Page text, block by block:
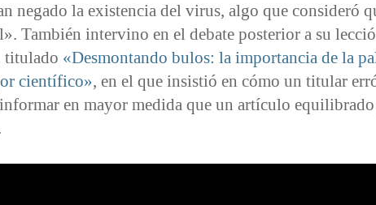
negado la existencia del virus, algo que consideró
También intervino en el debate posterior a su
titulado «Desmontando bulos: la importancia de la
científico», en el que insistió en cómo un titular
en mayor medida que un artículo